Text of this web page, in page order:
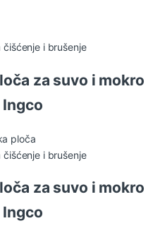
čišćenje i brušenje
za suvo i mokro
Ingco
čišćenje i brušenje
za suvo i mokro
Ingco